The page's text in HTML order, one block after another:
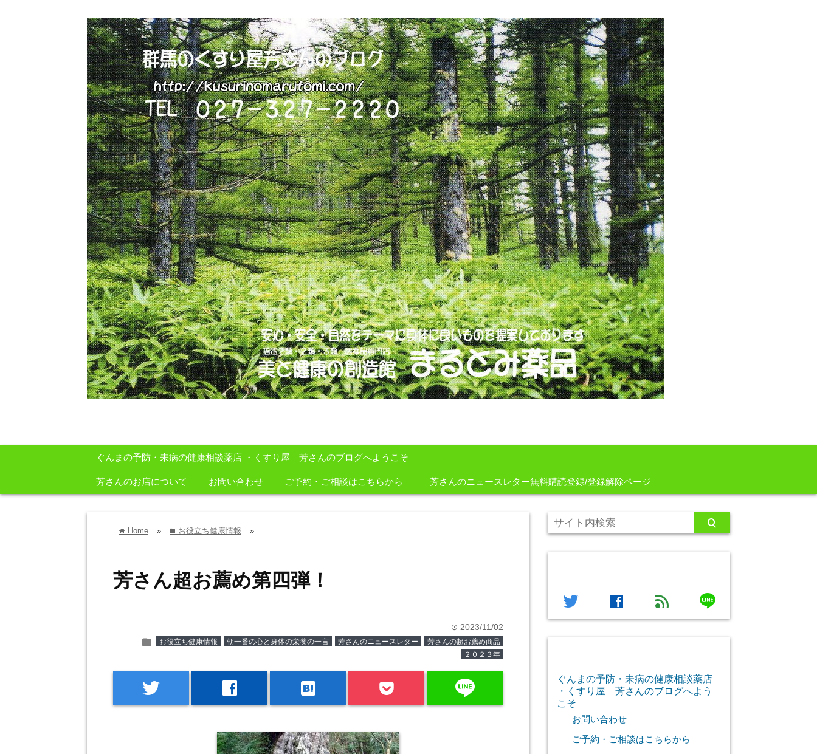
ぐんまの予防・未病の健康相談薬店 ・くすり屋 芳さんのブログへようこそ
芳さんのお店について お問い合わせ ご予約・ご相談はこちらから 芳さんのニュースレター無料購読登録/登録解除ページ
home Home » folder お役立ち健康情報 »
芳さん超お薦め第四弾！
time 2023/11/02
folder お役立ち健康情報 朝一番の心と身体の栄養の一言 芳さんのニュースレター
芳さんの超お薦め商品
２０２３年
twitter facebook hatenabookmark line
twitter facebook feed line
ぐんまの予防・未病の健康相談薬店
・くすり屋 芳さんのブログへよう
こそ
お問い合わせ
ご予約・ご相談はこちらから